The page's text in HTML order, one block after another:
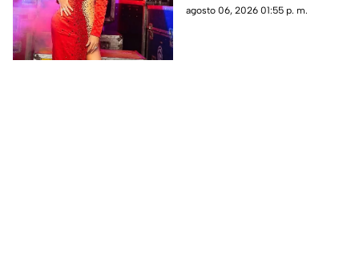
que fue diagnosticada con
agosto 06, 2026 01:55 p. m.